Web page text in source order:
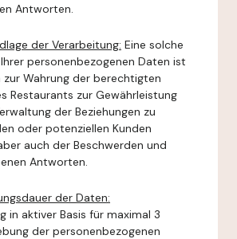
Antworten.
der Verarbeitung: Eine solche
personenbezogenen Daten ist
Wahrung der berechtigten
Restaurants zur Gewährleistung
der Beziehungen zu
oder potenziellen Kunden
auch der Beschwerden und
Antworten.
der Daten:
in aktiver Basis für maximal 3
der personenbezogenen